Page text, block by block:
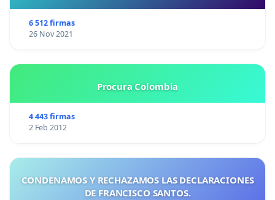
6 512 firmas
26 Nov 2021
Procura Colombia
4 443 firmas
2 Feb 2012
CONDENAMOS Y RECHAZAMOS LAS DECLARACIONES
DE FRANCISCO SANTOS.